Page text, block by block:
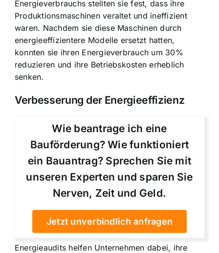
Energieverbrauchs stellten sie fest, dass ihre
Produktionsmaschinen veraltet und ineffizient
waren. Nachdem sie diese Maschinen durch
energieeffizientere Modelle ersetzt hatten,
konnten sie ihren Energieverbrauch um 30%
reduzieren und ihre Betriebskosten erheblich
senken.
Verbesserung der Energieeffizienz
Wie beantrage ich eine
Bauförderung? Wie funktioniert
ein Bauantrag? Sprechen Sie mit
unseren Experten und sparen Sie
Nerven, Zeit und Geld.
Jetzt unverbindlich anfragen
Energieaudits helfen Unternehmen dabei, ihre